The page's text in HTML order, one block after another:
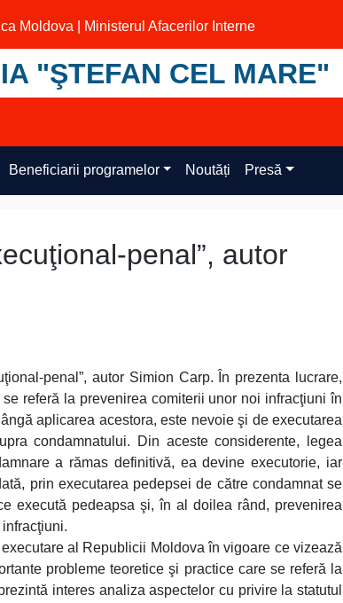
Moldova | Ministerul Afacerilor Interne
"ŞTEFAN CEL MARE"
Beneficiarii programelor Noutăți Presă
penal”, autor
penal”, autor Simion Carp. În prezenta lucrare,
referă la prevenirea comiterii unor noi infracţiuni în
aplicarea acestora, este nevoie şi de executarea
condamnatului. Din aceste considerente, legea
a rămas definitivă, ea devine executorie, iar
prin executarea pedepsei de către condamnat se
execută pedeapsa şi, în al doilea rând, prevenirea
al Republicii Moldova în vigoare ce vizează
probleme teoretice şi practice care se referă la
interes analiza aspectelor cu privire la statutul